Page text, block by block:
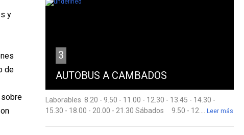
y
de
sobre
3
AUTOBUS A CAMBADOS
Laborables 8.20 - 9.50 - 11.00 - 12.30 - 13.45 - 14.30 -
15.30 - 18.00 - 20.00 - 21.30 Sábados 9.50 - 12....
Leer más